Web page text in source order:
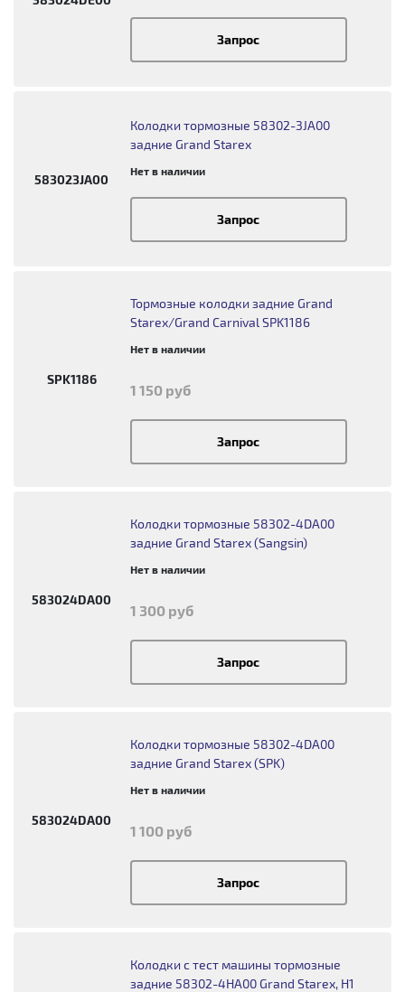
Запрос
583023JA00
Колодки тормозные 58302-3JA00
задние Grand Starex
Нет в наличии
Запрос
SPK1186
Тормозные колодки задние Grand
Starex/Grand Carnival SPK1186
Нет в наличии
1 150 руб
Запрос
583024DA00
Колодки тормозные 58302-4DA00
задние Grand Starex (Sangsin)
Нет в наличии
1 300 руб
Запрос
583024DA00
Колодки тормозные 58302-4DA00
задние Grand Starex (SPK)
Нет в наличии
1 100 руб
Запрос
Колодки с тест машины тормозные
задние 58302-4HA00 Grand Starex, H1